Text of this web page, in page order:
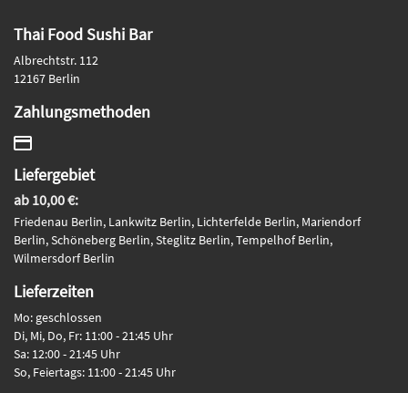
Thai Food Sushi Bar
Albrechtstr. 112
12167 Berlin
Zahlungsmethoden
Liefergebiet
ab 10,00 €:
Friedenau Berlin, Lankwitz Berlin, Lichterfelde Berlin, Mariendorf
Berlin, Schöneberg Berlin, Steglitz Berlin, Tempelhof Berlin,
Wilmersdorf Berlin
Lieferzeiten
Mo: geschlossen
Di, Mi, Do, Fr: 11:00 - 21:45 Uhr
Sa: 12:00 - 21:45 Uhr
So, Feiertags: 11:00 - 21:45 Uhr